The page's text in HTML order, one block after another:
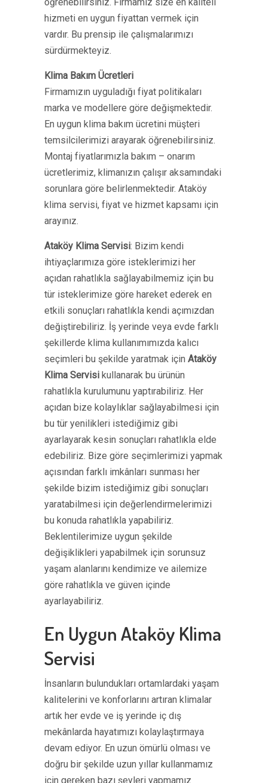
hizmeti en uygun fiyattan vermek için
vardır. Bu prensip ile çalışmalarımızı
sürdürmekteyiz.
Klima Bakım Ücretleri
Firmamızın uyguladığı fiyat politikaları
marka ve modellere göre değişmektedir.
En uygun klima bakım ücretini müşteri
temsilcilerimizi arayarak öğrenebilirsiniz.
Montaj fiyatlarımızla bakım – onarım
ücretlerimiz, klimanızın çalışır aksamındaki
sorunlara göre belirlenmektedir. Ataköy
klima servisi, fiyat ve hizmet kapsamı için
arayınız.
Ataköy Klima Servisi: Bizim kendi
ihtiyaçlarımıza göre isteklerimizi her
açıdan rahatlıkla sağlayabilmemiz için bu
tür isteklerimize göre hareket ederek en
etkili sonuçları rahatlıkla kendi açımızdan
değiştirebiliriz. İş yerinde veya evde farklı
şekillerde klima kullanımımızda kalıcı
seçimleri bu şekilde yaratmak için Ataköy
Klima Servisi kullanarak bu ürünün
rahatlıkla kurulumunu yaptırabiliriz. Her
açıdan bize kolaylıklar sağlayabilmesi için
bu tür yenilikleri istediğimiz gibi
ayarlayarak kesin sonuçları rahatlıkla elde
edebiliriz. Bize göre seçimlerimizi yapmak
açısından farklı imkânları sunması her
şekilde bizim istediğimiz gibi sonuçları
yaratabilmesi için değerlendirmelerimizi
bu konuda rahatlıkla yapabiliriz.
Beklentilerimize uygun şekilde
değişiklikleri yapabilmek için sorunsuz
yaşam alanlarını kendimize ve ailemize
göre rahatlıkla ve güven içinde
ayarlayabiliriz.
En Uygun Ataköy Klima
Servisi
İnsanların bulundukları ortamlardaki yaşam
kalitelerini ve konforlarını artıran klimalar
artık her evde ve iş yerinde iç dış
mekânlarda hayatımızı kolaylaştırmaya
devam ediyor. En uzun ömürlü olması ve
doğru bir şekilde uzun yıllar kullanmamız
için gereken bazı şeyleri yapmamız